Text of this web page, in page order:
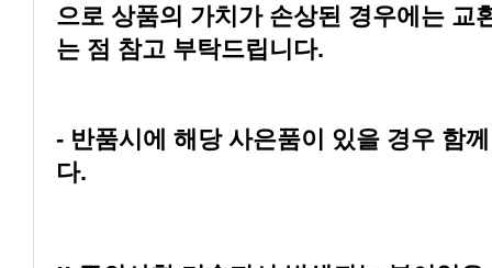
는 점 참고 부탁드립니다.
다.